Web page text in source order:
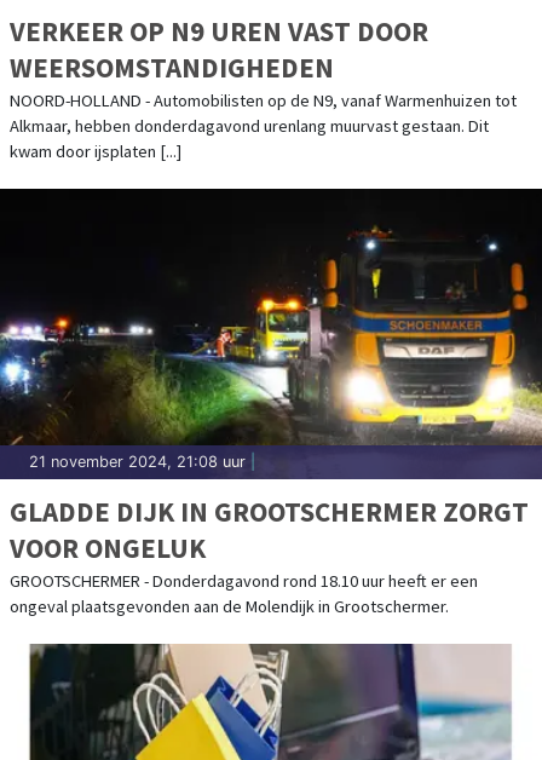
VERKEER OP N9 UREN VAST DOOR
WEERSOMSTANDIGHEDEN
NOORD-HOLLAND - Automobilisten op de N9, vanaf Warmenhuizen tot
Alkmaar, hebben donderdagavond urenlang muurvast gestaan. Dit
kwam door ijsplaten [...]
21 november 2024, 21:08 uur
GLADDE DIJK IN GROOTSCHERMER ZORGT
VOOR ONGELUK
GROOTSCHERMER - Donderdagavond rond 18.10 uur heeft er een
ongeval plaatsgevonden aan de Molendijk in Grootschermer.